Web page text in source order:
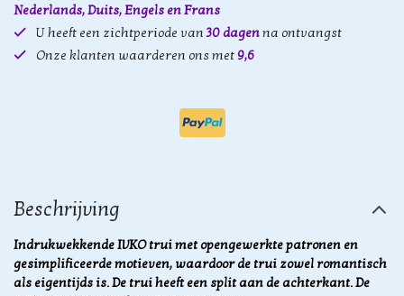
Nederlands, Duits, Engels en Frans
U heeft een zichtperiode van30 dagenna ontvangst
Onze klanten waarderen ons met 9,6
Beschrijving
Indrukwekkende IVKO trui met opengewerkte patronen en
gesimplificeerde motieven, waardoor de trui zowel romantisch
als eigentijds is. De trui heeft een split aan de achterkant. De